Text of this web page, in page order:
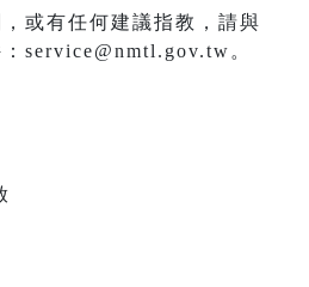
或有任何建議指教，請與
service@nmtl.gov.tw。